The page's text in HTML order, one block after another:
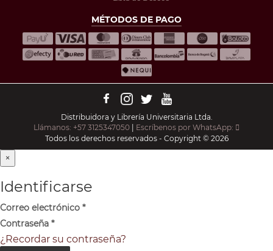
MÉTODOS DE PAGO
Distribuidora y Librería Universitaria Ltda.
Llámanos: +57 3125347050 | Escríbenos por WhatsApp:
Todos los derechos reservados - Copyright © 2026
×
Identificarse
Correo electrónico *
Contraseña *
¿Recordar su contraseña?